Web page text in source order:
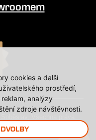
cookies a další
prostředí,
analýzy
zdroje návštěvnosti.